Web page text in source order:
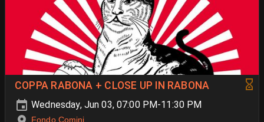
COPPA RABONA + CLOSE UP IN RABONA
Wednesday, Jun 03, 07:00 PM-11:30 PM
Fondo Comini